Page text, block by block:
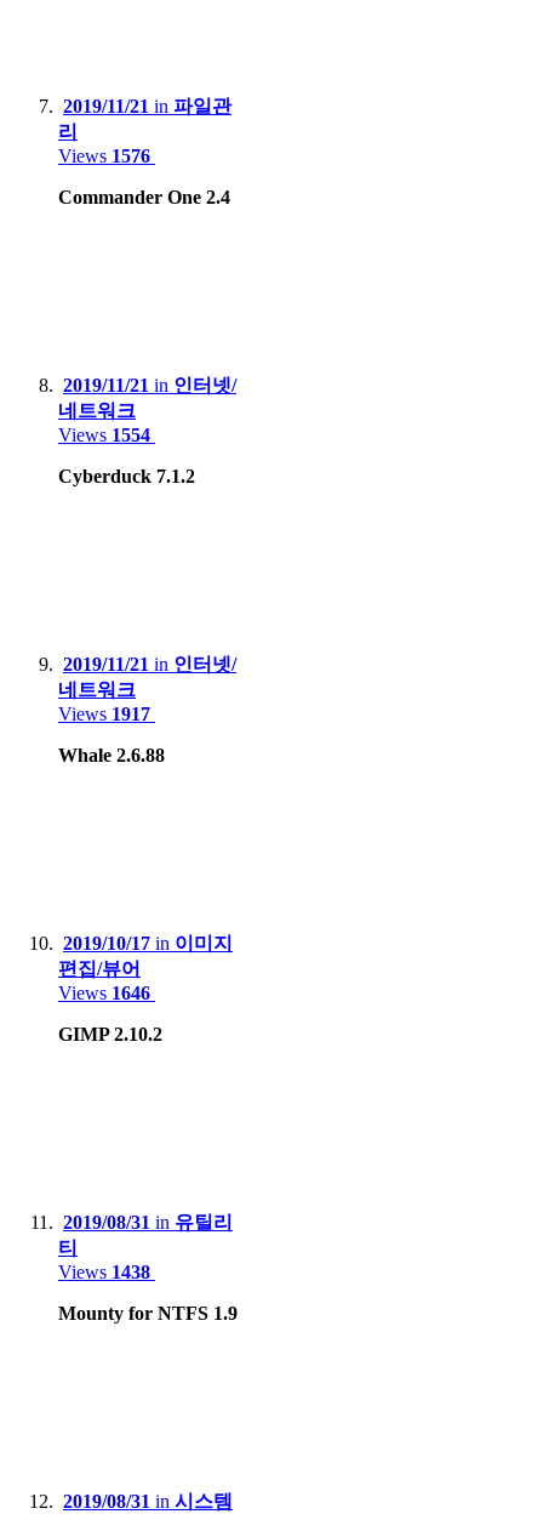
2019/11/21 in 파일관
리
Views 1576
Commander One 2.4
2019/11/21 in 인터넷/
네트워크
Views 1554
Cyberduck 7.1.2
2019/11/21 in 인터넷/
네트워크
Views 1917
Whale 2.6.88
2019/10/17 in 이미지
편집/뷰어
Views 1646
GIMP 2.10.2
2019/08/31 in 유틸리
티
Views 1438
Mounty for NTFS 1.9
2019/08/31 in 시스템